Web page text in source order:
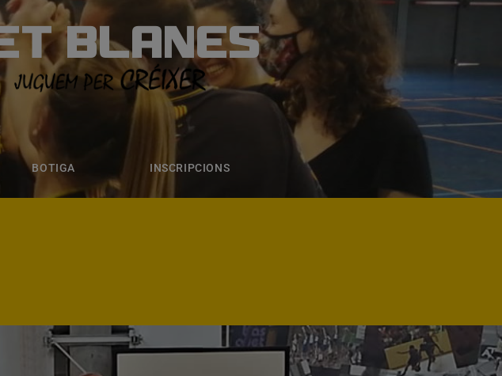
BLANES
BOTIGA
INSCRIPCIONS
INSCRIPCIONS